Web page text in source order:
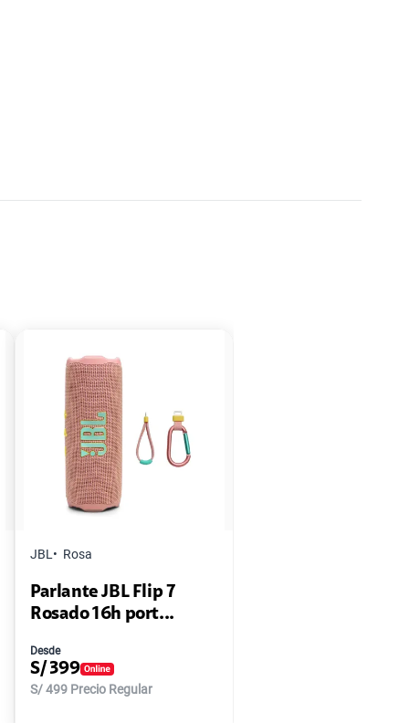
JBL Rosa
Parlante JBL Flip 7
Rosado 16h port...
Desde
S/ 399
S/499 Precio Regular